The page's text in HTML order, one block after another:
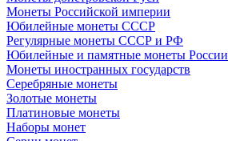
Монеты Российской империи
Юбилейные монеты СССР
Регулярные монеты СССР и РФ
Юбилейные и памятные монеты России
Монеты иностранных государств
Серебряные монеты
Золотые монеты
Платиновые монеты
Наборы монет